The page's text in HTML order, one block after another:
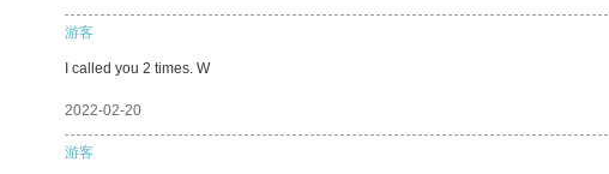
游客
I called you 2 times. W
2022-02-20
游客